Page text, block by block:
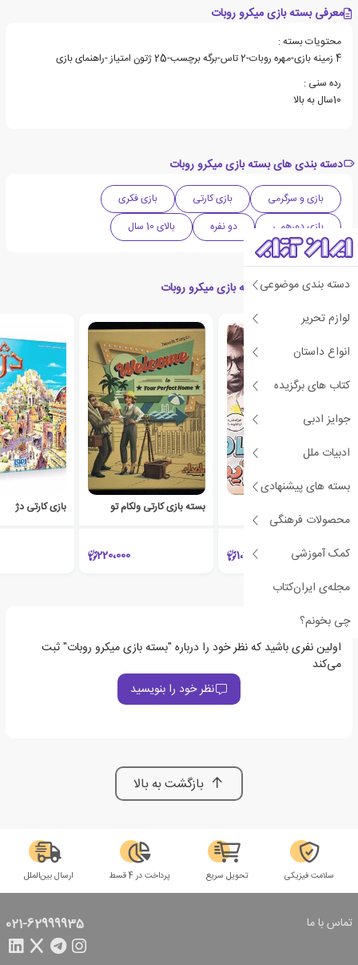
دسته بندی موضوعی
لوازم تحریر
انواع داستان
کتاب های برگزیده
جوایز ادبی
ادبیات ملل
بسته های پیشنهادی
محصولات فرهنگی
کمک آموزشی
مجله‌ی ایران‌کتاب
چی بخونم؟
معرفی بسته بازی میکرو روبات
محتویات بسته :
4 زمینه بازی-مهره روبات-2 تاس-برگه برچسب-25 ژتون امتیاز -راهنمای بازی
رده سنی :
10سال به بالا
دسته بندی های بسته بازی میکرو روبات
بازی و سرگرمی بازی کارتی
بازی فکری
بازی دورهمی
دو نفره بالای 10 سال
محصولات مرتبط با بسته بازی میکرو روبات
1،210،000
بسته بازی کارتی ولکام تو
220،000
بازی کارتی دژ
اولین نفری باشید که نظر خود را درباره "بسته بازی میکرو روبات" ثبت
می‌کند
نظر خود را بنویسید
بازگشت به بالا
سلامت فیزیکی تحویل سریع پرداخت در 4 قسط ارسال بین‌الملل
تماس با ما 021-62999935